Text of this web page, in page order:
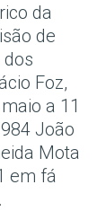
da
de
Foz,
a 11
João
Mota
em fá